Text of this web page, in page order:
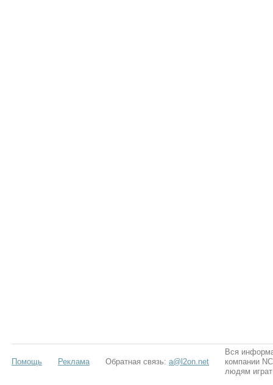
Помощь Реклама Обратная связь: a@l2on.net
Вся
компании
людям